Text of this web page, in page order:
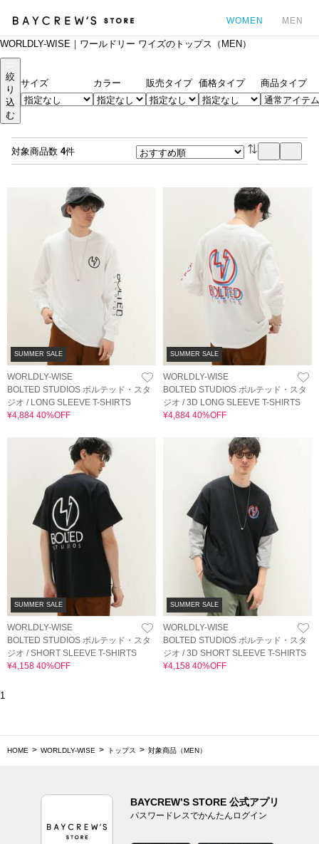
WOMEN MEN
WORLDLY-WISE｜ワールドリー ワイズのトップス（MEN）
絞
り
込
む
サイズ カラー 販売タイプ 価格タイプ 商品タイプ
対象商品数 4件
SUMMER SALE
WORLDLY-WISE
BOLTED STUDIOS ボルテッド・スタ
ジオ / LONG SLEEVE T-SHIRTS
¥4,884 40%OFF
SUMMER SALE
WORLDLY-WISE
BOLTED STUDIOS ボルテッド・スタ
ジオ / 3D LONG SLEEVE T-SHIRTS
¥4,884 40%OFF
SUMMER SALE
WORLDLY-WISE
BOLTED STUDIOS ボルテッド・スタ
ジオ / SHORT SLEEVE T-SHIRTS
¥4,158 40%OFF
SUMMER SALE
WORLDLY-WISE
BOLTED STUDIOS ボルテッド・スタ
ジオ / 3D SHORT SLEEVE T-SHIRTS
¥4,158 40%OFF
1
HOME WORLDLY-WISE トップス 対象商品（MEN）
BAYCREW’S STORE 公式アプリ
パスワードレスでかんたんログイン